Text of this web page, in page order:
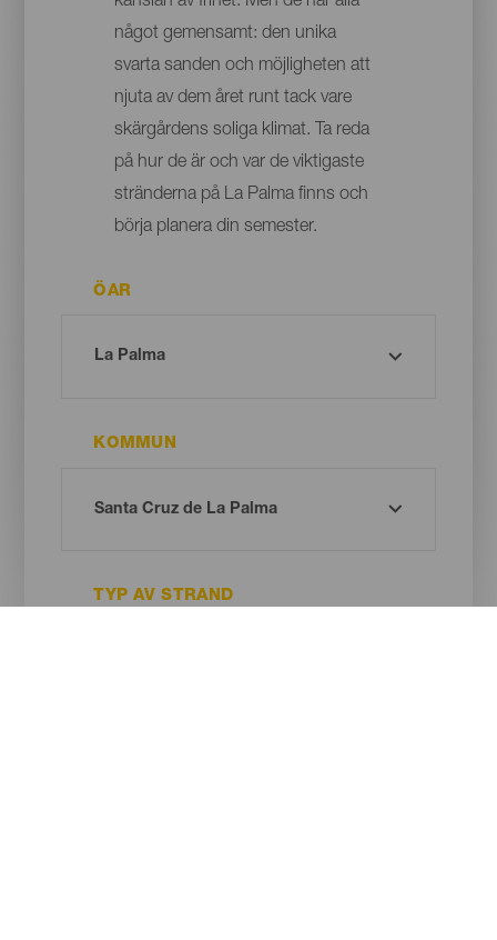
något gemensamt: den unika
svarta sanden och möjligheten att
njuta av dem året runt tack vare
skärgårdens soliga klimat. Ta reda
på hur de är och var de viktigaste
stränderna på La Palma finns och
börja planera din semester.
ÖAR
KOMMUN
TYP AV STRAND